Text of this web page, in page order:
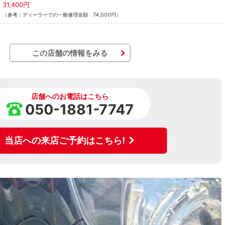
31,400円
（参考：ディーラーでの一般修理金額 74,000円）
この店舗の情報をみる
店舗へのお電話はこちら
050-1881-7747
当店への来店ご予約はこちら!